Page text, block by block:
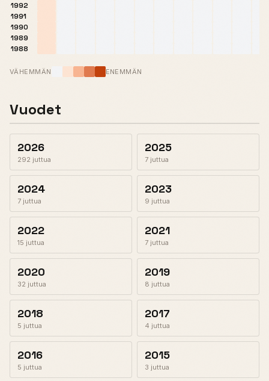
1992
1991
1990
1989
1988
VÄHEMMÄN ENEMMÄN
Vuodet
2026
292 juttua
2025
7 juttua
2024
7 juttua
2023
9 juttua
2022
15 juttua
2021
7 juttua
2020
32 juttua
2019
8 juttua
2018
5 juttua
2017
4 juttua
2016
5 juttua
2015
3 juttua